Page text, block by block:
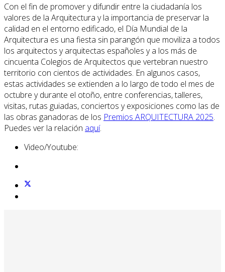
Con el fin de promover y difundir entre la ciudadanía los
valores de la Arquitectura y la importancia de preservar la
calidad en el entorno edificado, el Día Mundial de la
Arquitectura es una fiesta sin parangón que moviliza a todos
los arquitectos y arquitectas españoles y a los más de
cincuenta Colegios de Arquitectos que vertebran nuestro
territorio con cientos de actividades. En algunos casos,
estas actividades se extienden a lo largo de todo el mes de
octubre y durante el otoño, entre conferencias, talleres,
visitas, rutas guiadas, conciertos y exposiciones como las de
las obras ganadoras de los Premios ARQUITECTURA 2025.
Puedes ver la relación aquí.
Video/Youtube: